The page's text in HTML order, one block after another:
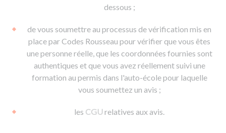
dessous ;
de vous soumettre au processus de vérification mis en
place par Codes Rousseau pour vérifier que vous êtes
une personne réelle, que les coordonnées fournies sont
authentiques et que vous avez réellement suivi une
formation au permis dans l'auto-école pour laquelle
vous soumettez un avis ;
les CGUrelatives aux avis.